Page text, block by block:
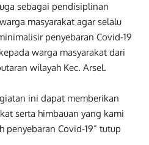
sebagai pendisiplinan
masyarakat agar selalu
penyebaran Covid-19
warga masyarakat dari
wilayah Kec. Arsel.
ini dapat memberikan
serta himbauan yang kami
penyebaran Covid-19” tutup